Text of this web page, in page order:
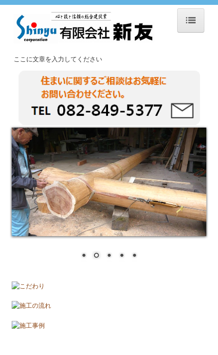
こだわり
施工の流れ
施工事例
スタッフ紹介
会社概要
求人情報
お問合せ
ここに文章を入力してください